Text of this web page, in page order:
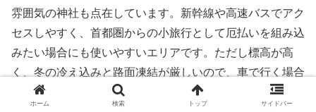
雰囲気の神社も点在しています。新幹線や高速バスでアク
セスしやすく、首都圏からの小旅行として厄払いを組み込
みたい場合にも使いやすいエリアです。ただし標高が高
く、冬の冷え込みと路面凍結が厳しいので、車で行く場合
は冬装備と運転への備えが欠かせません。
ホーム 検索 トップ サイドバー